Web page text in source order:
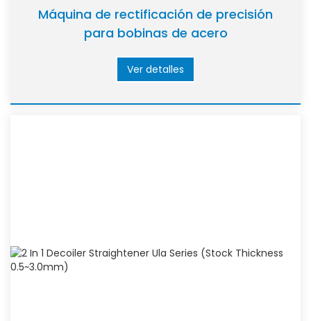
Máquina de rectificación de precisión
para bobinas de acero
Ver detalles